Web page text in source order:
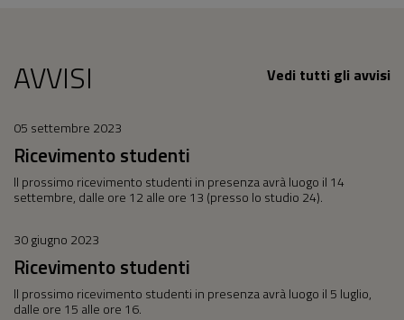
AVVISI Vedi tutti gli avvisi
05 settembre 2023
Ricevimento studenti
Il prossimo ricevimento studenti in presenza avrà luogo il 14
settembre, dalle ore 12 alle ore 13 (presso lo studio 24).
30 giugno 2023
Ricevimento studenti
Il prossimo ricevimento studenti in presenza avrà luogo il 5 luglio,
dalle ore 15 alle ore 16.